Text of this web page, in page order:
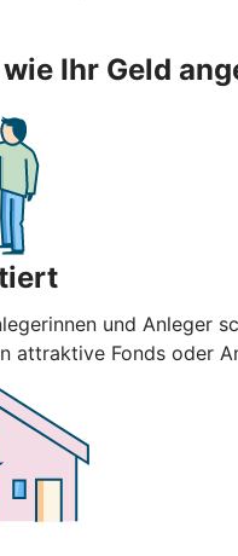
Ihr Geld
und Anleger
attraktive Fonds oder